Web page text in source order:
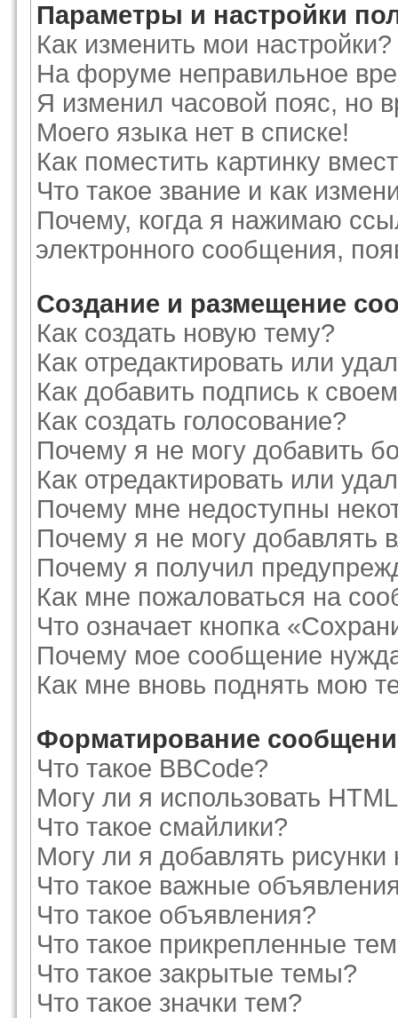
Параметры и настройки
Как изменить мои настройки?
На форуме неправильное
Я изменил часовой пояс, но
Моего языка нет в списке!
Как поместить картинку
Что такое звание и как
Почему, когда я нажимаю
электронного сообщения,
Создание и размещение
Как создать новую тему?
Как отредактировать или
Как добавить подпись к
Как создать голосование?
Почему я не могу добавить
Как отредактировать или
Почему мне недоступны
Почему я не могу добавлять
Почему я получил
Как мне пожаловаться на
Что означает кнопка
Почему мое сообщение
Как мне вновь поднять мою
Форматирование
Что такое BBCode?
Могу ли я использовать
Что такое смайлики?
Могу ли я добавлять
Что такое важные
Что такое объявления?
Что такое прикрепленные
Что такое закрытые темы?
Что такое значки тем?